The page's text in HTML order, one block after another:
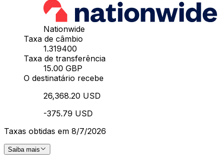
Nationwide
Taxa de câmbio
1.319400
Taxa de transferência
15.00 GBP
O destinatário recebe
26,368.20 USD
-375.79 USD
Taxas obtidas em 8/7/2026
Saiba mais